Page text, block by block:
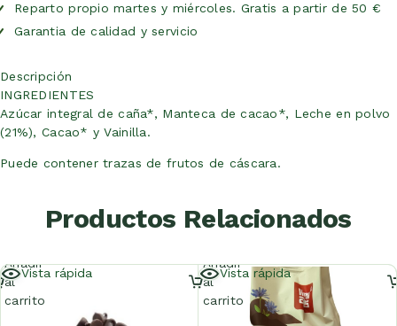
Reparto propio martes y miércoles. Gratis a partir de 50 €
Garantia de calidad y servicio
Descripción
INGREDIENTES
Azúcar integral de caña*, Manteca de cacao*, Leche en polvo
(21%), Cacao* y Vainilla.
Puede contener trazas de frutos de cáscara.
Productos Relacionados
Vista rápida
Añadir
al
carrito
Vista rápida
Añadir
al
carrito